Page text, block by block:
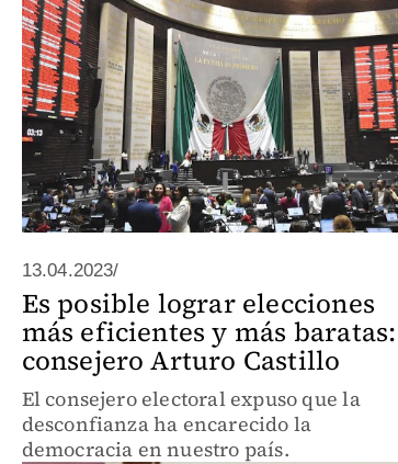
13.04.2023/
Es posible lograr elecciones
más eficientes y más baratas:
consejero Arturo Castillo
El consejero electoral expuso que la
desconfianza ha encarecido la
democracia en nuestro país.